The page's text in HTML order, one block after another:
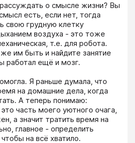
о смысле жизни? Вы
есть, если нет, тогда
свою грудную клетку
воздуха - это тоже
т.е. для робота.
им быть и найдите занятие
работал ещё и мозг.
Я раньше думала, что
на домашние дела, когда
А теперь понимаю:
часть моего уютного очага,
а значит тратить время на
главное - определить
на всё хватило.